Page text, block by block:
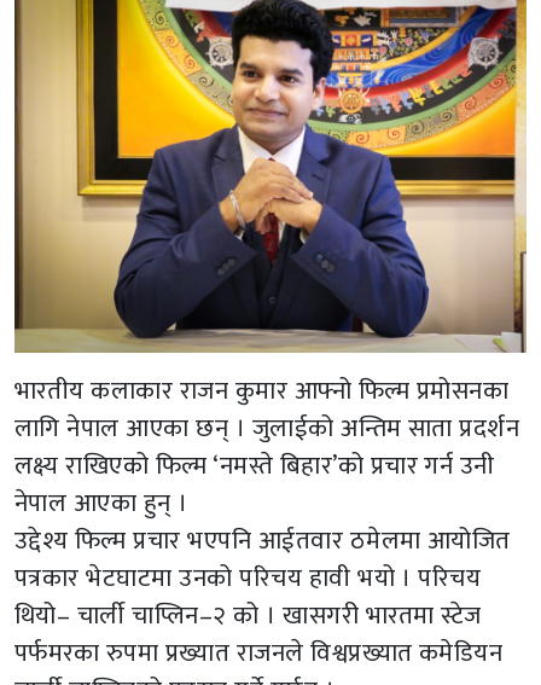
भारतीय कलाकार राजन कुमार आफ्नो फिल्म प्रमोसनका
लागि नेपाल आएका छन् । जुलाईको अन्तिम साता प्रदर्शन
लक्ष्य राखिएको फिल्म ‘नमस्ते बिहार’को प्रचार गर्न उनी
नेपाल आएका हुन् ।
उद्देश्य फिल्म प्रचार भएपनि आईतवार ठमेलमा आयोजित
पत्रकार भेटघाटमा उनको परिचय हावी भयो । परिचय
थियो– चार्ली चाप्लिन–२ को । खासगरी भारतमा स्टेज
पर्फमरका रुपमा प्रख्यात राजनले विश्वप्रख्यात कमेडियन